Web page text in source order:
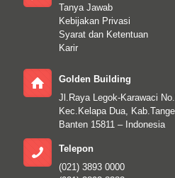
Tanya Jawab
Kebijakan Privasi
Syarat dan Ketentuan
Karir
Golden Building
Jl.Raya Legok-Karawaci
Kec.Kelapa Dua,
Banten 15811 – Indonesia
Telepon
(021) 3893 0000